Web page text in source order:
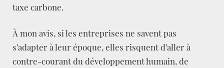
taxe carbone.
À mon avis, si les entreprises ne savent pas
s’adapter à leur époque, elles risquent d’aller à
contre-courant du développement humain, de